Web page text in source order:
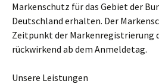
Markenschutz für das Gebiet der
Deutschland erhalten. Der
Zeitpunkt der Markenregistrierung
rückwirkend ab dem Anmeldetag.
Unsere Leistungen